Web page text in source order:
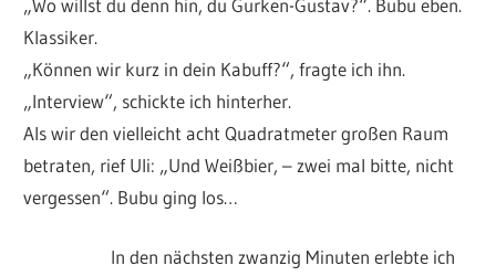
„Wo willst du denn hin, du Gurken-Gustav?“. Bubu eben.
Klassiker.
„Können wir kurz in dein Kabuff?“, fragte ich ihn.
„Interview“, schickte ich hinterher.
Als wir den vielleicht acht Quadratmeter großen Raum
betraten, rief Uli: „Und Weißbier, – zwei mal bitte, nicht
vergessen“. Bubu ging los…
In den nächsten zwanzig Minuten erlebte ich